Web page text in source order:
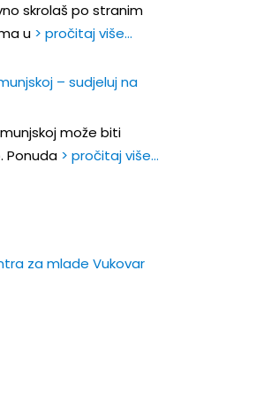
skrolaš po stranim
u > pročitaj više…
– sudjeluj na
može biti
Ponuda > pročitaj više…
za mlade Vukovar